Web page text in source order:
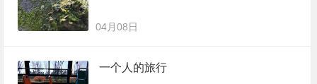
04月08日
一个人的旅行